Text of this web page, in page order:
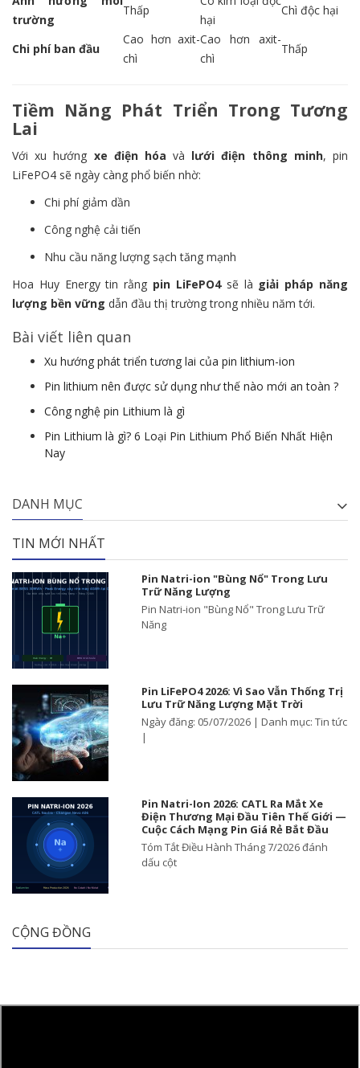
trường
Thấp
hại
Chì độc hại
Chi phí ban đầu
Cao hơn axit-
chì
Cao hơn axit-
chì
Thấp
Tiềm Năng Phát Triển Trong Tương
Lai
Với xu hướng xe điện hóa và lưới điện thông minh, pin
LiFePO4 sẽ ngày càng phổ biến nhờ:
Chi phí giảm dần
Công nghệ cải tiến
Nhu cầu năng lượng sạch tăng mạnh
Hoa Huy Energy tin rằng pin LiFePO4sẽ là giải pháp năng
lượng bền vững dẫn đầu thị trường trong nhiều năm tới.
Bài viết liên quan
Xu hướng phát triển tương lai của pin lithium-ion
Pin lithium nên được sử dụng như thế nào mới an toàn ?
Công nghệ pin Lithium là gì
Pin Lithium là gì? 6 Loại Pin Lithium Phổ Biến Nhất Hiện
Nay
DANH MỤC
TIN MỚI NHẤT
Pin Natri-ion "Bùng Nổ" Trong Lưu
Trữ Năng Lượng
Pin Natri-ion "Bùng Nổ" Trong Lưu Trữ
Năng
Pin LiFePO4 2026: Vì Sao Vẫn Thống Trị
Lưu Trữ Năng Lượng Mặt Trời
Ngày đăng: 05/07/2026 | Danh mục: Tin tức
|
Pin Natri-Ion 2026: CATL Ra Mắt Xe
Điện Thương Mại Đầu Tiên Thế Giới —
Cuộc Cách Mạng Pin Giá Rẻ Bắt Đầu
Tóm Tắt Điều Hành Tháng 7/2026 đánh
dấu cột
CỘNG ĐỒNG